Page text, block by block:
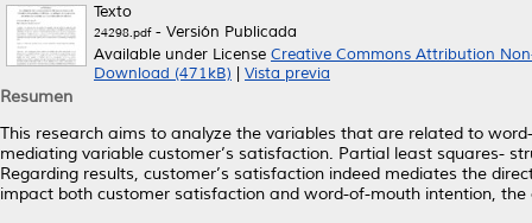
Texto
24298.pdf- Versión Publicada
Available under License Creative Commons Attribution
Download (471kB)
Vista previa
Resumen
This research aims to analyze the variables that are related to
mediating variable customer’s satisfaction. Partial least squares-
Regarding results, customer’s satisfaction indeed mediates the
impact both customer satisfaction and word-of-mouth intention,